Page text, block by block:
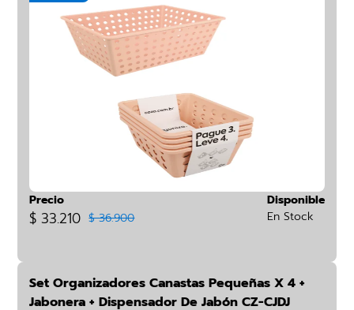
Precio
$ 33.210 $ 36.900
Disponible
En Stock
Set Organizadores Canastas Pequeñas X 4 +
Jabonera + Dispensador De Jabón CZ-CJDJ